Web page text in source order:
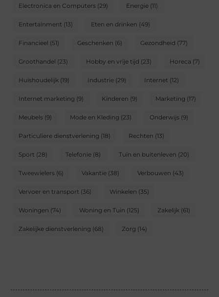
Electronica en Computers (29) Energie (11)
Entertainment (13) Eten en drinken (49)
Financieel (51) Geschenken (6) Gezondheid (77)
Groothandel (23) Hobby en vrije tijd (23) Horeca (7)
Huishoudelijk (19) Industrie (29) Internet (12)
Internet marketing (9) Kinderen (9) Marketing (17)
Meubels (9) Mode en Kleding (23) Onderwijs (9)
Particuliere dienstverlening (18) Rechten (13)
Sport (28) Telefonie (8) Tuin en buitenleven (20)
Tweewielers (6) Vakantie (38) Verbouwen (43)
Vervoer en transport (36) Winkelen (35)
Woningen (74) Woning en Tuin (125) Zakelijk (61)
Zakelijke dienstverlening (68) Zorg (14)